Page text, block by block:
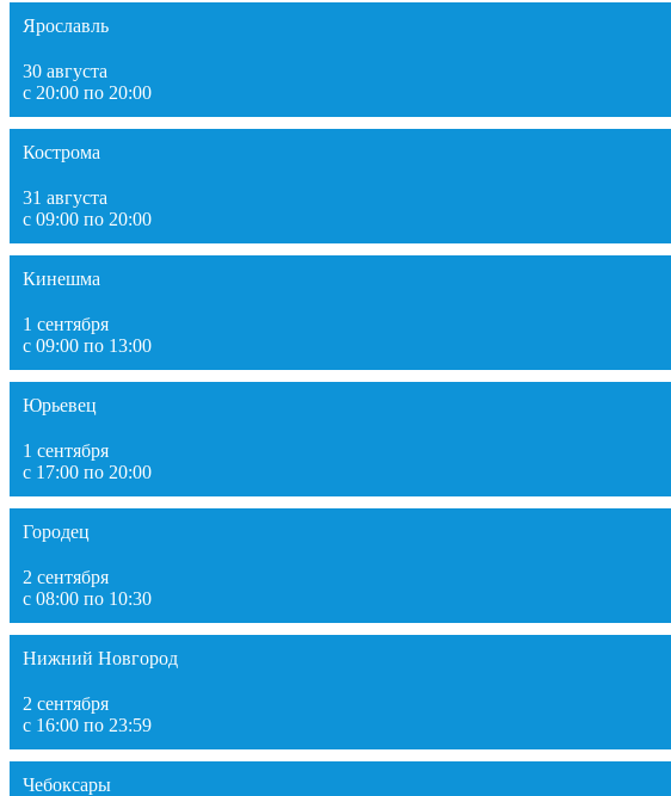
Ярославль
30 августа
с 20:00 по 20:00
Кострома
31 августа
с 09:00 по 20:00
Кинешма
1 сентября
с 09:00 по 13:00
Юрьевец
1 сентября
с 17:00 по 20:00
Городец
2 сентября
с 08:00 по 10:30
Нижний Новгород
2 сентября
с 16:00 по 23:59
Чебоксары